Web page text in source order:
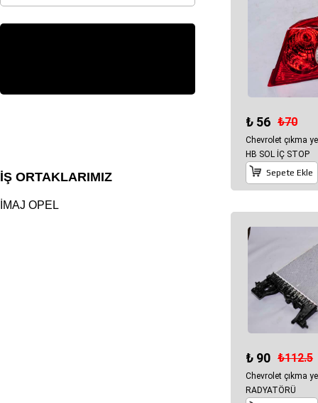
İŞ ORTAKLARIMIZ
İMAJ OPEL
₺ 56 ₺70
Chevrolet çıkma
HB SOL İÇ STOP
Sepete Ekle
₺ 90 ₺112.5
Chevrolet çıkma
RADYATÖRÜ